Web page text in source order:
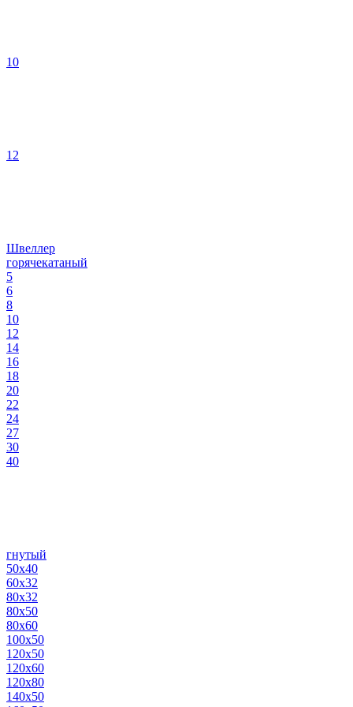
10
12
Швеллер
горячекатаный
5
6
8
10
12
14
16
18
20
22
24
27
30
40
гнутый
50х40
60х32
80х32
80х50
80х60
100х50
120х50
120х60
120х80
140х50